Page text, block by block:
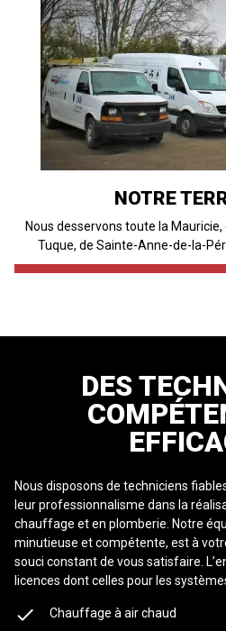
NOTRE
Nous desservons toute la Mauricie,
Tuque, de Sainte-Anne-de-la-
DES
Nous disposons de techniciens
leur professionnalisme dans la
chauffage et en plomberie. Notre
minutieuse et compétente, est à
souci constant de vous satisfaire.
licences dont celles pour les
Chauffage à air chaud